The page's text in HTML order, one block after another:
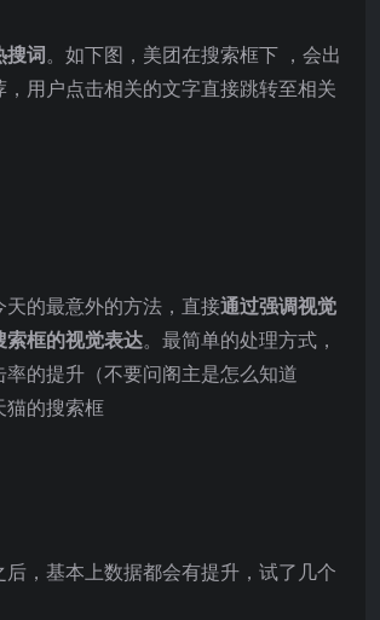
搜词。如下图，美团在搜索框下 ，会出
用户点击相关的文字直接跳转至相关
的最意外的方法，直接通过强调视觉
索框的视觉表达。最简单的处理方式，
的提升（不要问阁主是怎么知道
猫的搜索框
，基本上数据都会有提升，试了几个